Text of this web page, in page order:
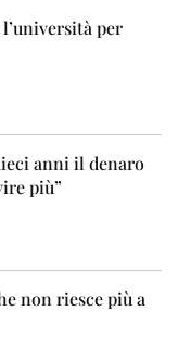
per
anni il denaro
più”
non riesce più a